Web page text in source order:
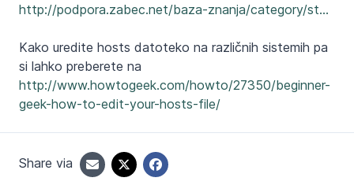
http://podpora.zabec.net/baza-znanja/category/st...
Kako uredite hosts datoteko na različnih sistemih pa
si lahko preberete na
http://www.howtogeek.com/howto/27350/beginner-
geek-how-to-edit-your-hosts-file/
Share via